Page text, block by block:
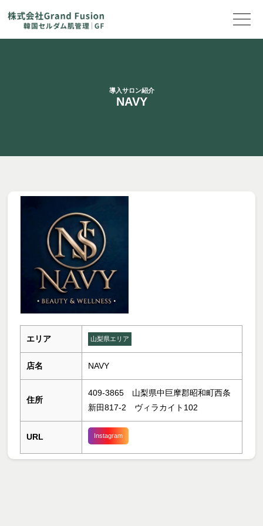
導入サロン紹介
NAVY
エリア 山梨県エリア
店名 NAVY
住所
409-3865 山梨県中巨摩郡昭和町西条
新田817-2 ヴィラカイト102
URL Instagram